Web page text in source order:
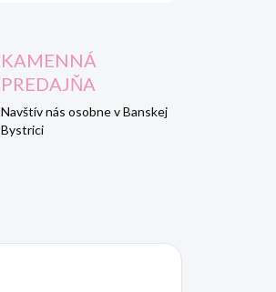
KAMENNÁ
PREDAJŇA
Navštív nás osobne v Banskej
Bystrici